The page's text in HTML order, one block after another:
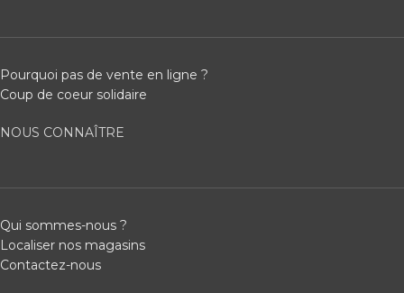
Pourquoi pas de vente en ligne ?
Coup de coeur solidaire
NOUS CONNAÎTRE
Qui sommes-nous ?
Localiser nos magasins
Contactez-nous